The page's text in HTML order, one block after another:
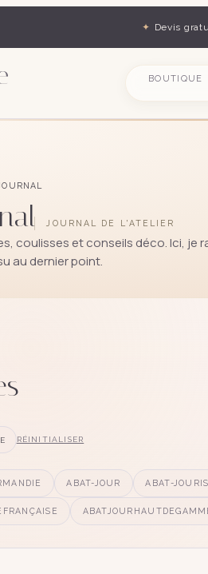
✦ Devis
BOUTIQUE
JOURNAL DE L'ATELIER
coulisses et conseils déco. Ici, je
au dernier point.
s
RÉINITIALISER
ABAT-JOUR ABAT-